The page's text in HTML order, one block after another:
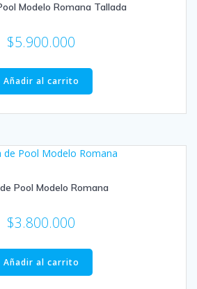
Modelo Romana Tallada
$5.900.000
Añadir al carrito
Pool Modelo Romana
$3.800.000
Añadir al carrito